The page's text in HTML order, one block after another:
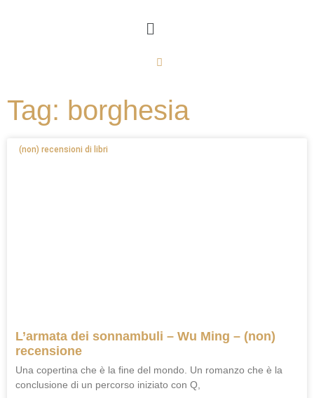
Tag: borghesia
(non) recensioni di libri
L’armata dei sonnambuli – Wu Ming – (non)
recensione
Una copertina che è la fine del mondo. Un romanzo che è la
conclusione di un percorso iniziato con Q,